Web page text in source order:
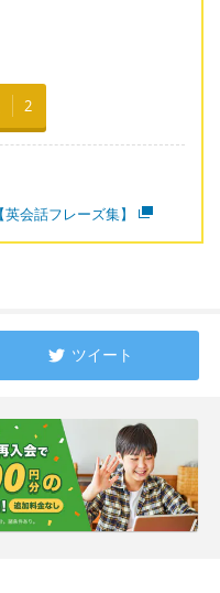
2
会話フレーズ集】
ツイート